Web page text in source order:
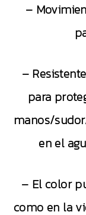
–
–
para
manos/
en el
– El color
como en la